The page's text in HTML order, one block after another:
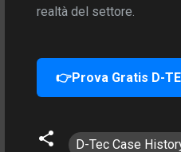
realtà del settore.
👉Prova Gratis D-
D-Tec Case